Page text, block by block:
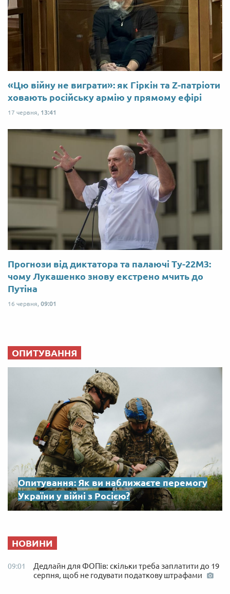
«Цю війну не виграти»: як Гіркін та Z-патріоти
ховають російську армію у прямому ефірі
17 червня, 13:41
Прогнози від диктатора та палаючі Ту-22М3:
чому Лукашенко знову екстрено мчить до
Путіна
16 червня, 09:01
ОПИТУВАННЯ
Опитування: Як ви наближаєте перемогу
України у війні з Росією?
НОВИНИ
09:01
Дедлайн для ФОПів: скільки треба заплатити до 19
серпня, щоб не годувати податкову штрафами